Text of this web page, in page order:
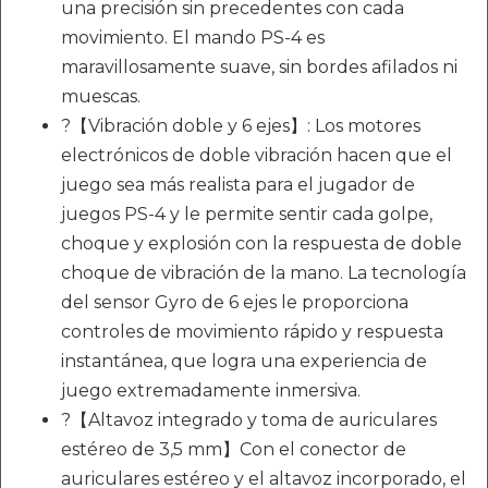
una precisión sin precedentes con cada
movimiento. El mando PS-4 es
maravillosamente suave, sin bordes afilados ni
muescas.
?【Vibración doble y 6 ejes】: Los motores
electrónicos de doble vibración hacen que el
juego sea más realista para el jugador de
juegos PS-4 y le permite sentir cada golpe,
choque y explosión con la respuesta de doble
choque de vibración de la mano. La tecnología
del sensor Gyro de 6 ejes le proporciona
controles de movimiento rápido y respuesta
instantánea, que logra una experiencia de
juego extremadamente inmersiva.
?【Altavoz integrado y toma de auriculares
estéreo de 3,5 mm】Con el conector de
auriculares estéreo y el altavoz incorporado, el